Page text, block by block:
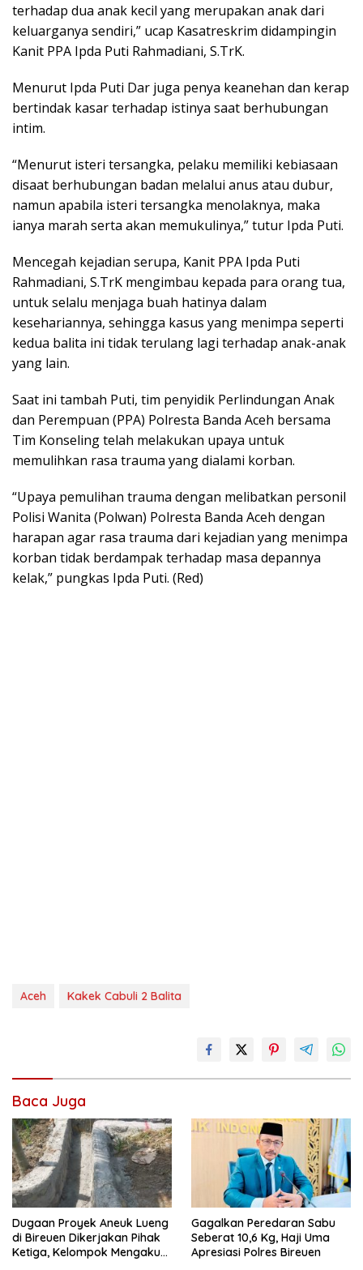
terhadap dua anak kecil yang merupakan anak dari
keluarganya sendiri,” ucap Kasatreskrim didampingin
Kanit PPA Ipda Puti Rahmadiani, S.TrK.
Menurut Ipda Puti Dar juga penya keanehan dan kerap
bertindak kasar terhadap istinya saat berhubungan
intim.
“Menurut isteri tersangka, pelaku memiliki kebiasaan
disaat berhubungan badan melalui anus atau dubur,
namun apabila isteri tersangka menolaknya, maka
ianya marah serta akan memukulinya,” tutur Ipda Puti.
Mencegah kejadian serupa, Kanit PPA Ipda Puti
Rahmadiani, S.TrK mengimbau kepada para orang tua,
untuk selalu menjaga buah hatinya dalam
kesehariannya, sehingga kasus yang menimpa seperti
kedua balita ini tidak terulang lagi terhadap anak-anak
yang lain.
Saat ini tambah Puti, tim penyidik Perlindungan Anak
dan Perempuan (PPA) Polresta Banda Aceh bersama
Tim Konseling telah melakukan upaya untuk
memulihkan rasa trauma yang dialami korban.
“Upaya pemulihan trauma dengan melibatkan personil
Polisi Wanita (Polwan) Polresta Banda Aceh dengan
harapan agar rasa trauma dari kejadian yang menimpa
korban tidak berdampak terhadap masa depannya
kelak,” pungkas Ipda Puti. (Red)
Aceh Kakek Cabuli 2 Balita
Baca Juga
Dugaan Proyek Aneuk Lueng
di Bireuen Dikerjakan Pihak
Ketiga, Kelompok Mengaku
Gagalkan Peredaran Sabu
Seberat 10,6 Kg, Haji Uma
Apresiasi Polres Bireuen